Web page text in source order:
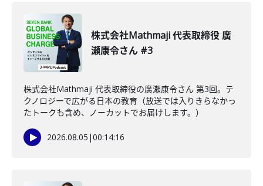
株式会社Mathmaji 代表取締役 廣
瀬康令さん #3
株式会社Mathmaji 代表取締役の廣瀬康令さん 第3回。テ
クノロジーで広がる日本の教育（放送では入りきらなかっ
たトークも含め、ノーカットでお届けします。）
2026.08.05 |00:14:16